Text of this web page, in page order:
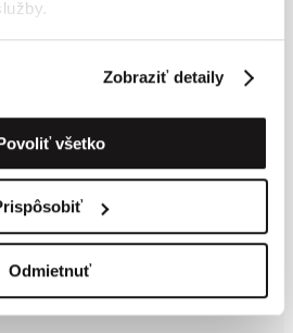
Zobraziť detaily
všetko
Odmietnuť